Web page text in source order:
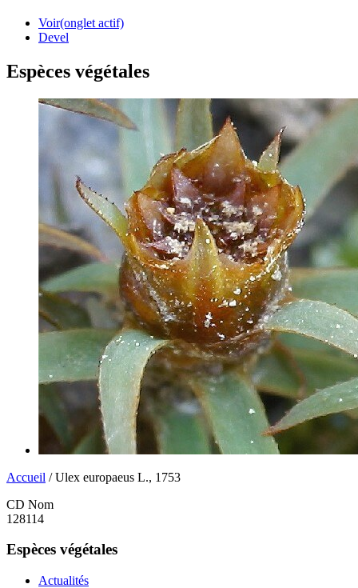
Voir(onglet actif)
Devel
Espèces végétales
Accueil / Ulex europaeus L., 1753
CD Nom
128114
Espèces végétales
Actualités